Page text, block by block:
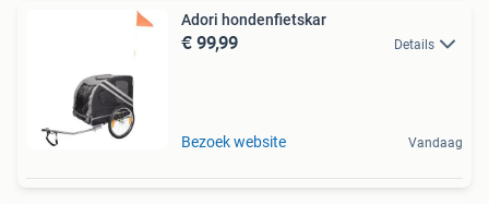
Adori hondenfietskar
€ 99,99 Details
Bezoek website Vandaag